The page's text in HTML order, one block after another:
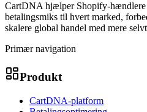
CartDNA hjælper Shopify-hændlere
betalingsmiks til hvert marked,
skalere global handel med mere
Primær navigation
Produkt
CartDNA-platform